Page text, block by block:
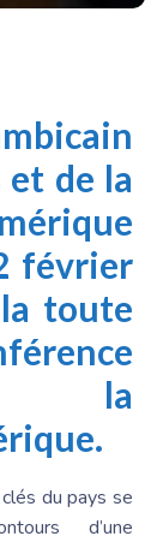
de la
février
toute
la
du pays se
d’une